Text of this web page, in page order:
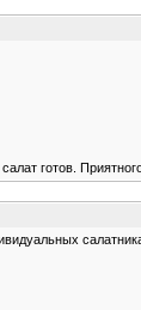
готов.